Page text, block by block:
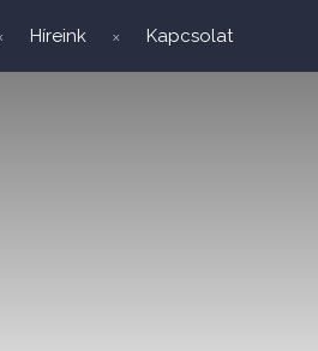
Híreink Kapcsolat